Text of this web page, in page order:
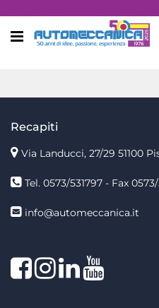
Open menu
Recapiti
Via Landucci, 27/29 51100
Tel. 0573/531797 - Fax 0573/
info@automeccanica.it
FacebookInstagram
linkedin